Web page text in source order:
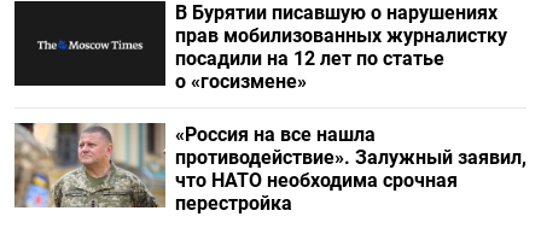
В Бурятии писавшую о нарушениях
прав мобилизованных журналистку
посадили на 12 лет по статье
о «госизмене»
«Россия на все нашла
противодействие». Залужный заявил,
что НАТО необходима срочная
перестройка